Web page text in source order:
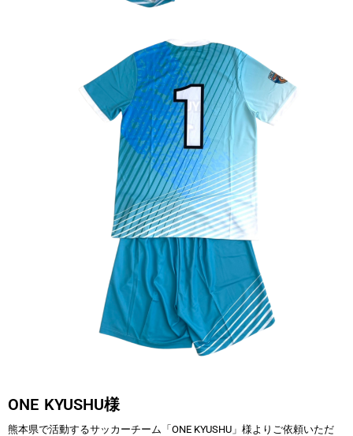
ONE KYUSHU様
熊本県で活動するサッカーチーム「ONE KYUSHU」様よりご依頼いただ